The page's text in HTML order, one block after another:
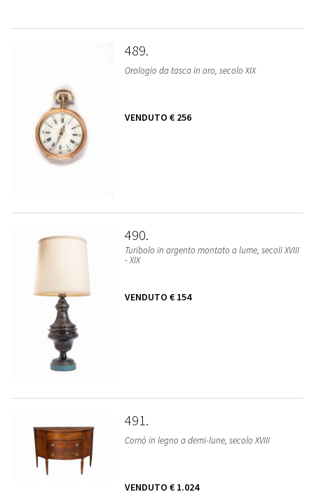
489
Orologio da tasca in oro, secolo XIX
VENDUTO € 256
490
Turibolo in argento montato a lume, secoli XVIII
- XIX
VENDUTO € 154
491
Comò in legno a demi-lune, secolo XVIII
VENDUTO € 1.024